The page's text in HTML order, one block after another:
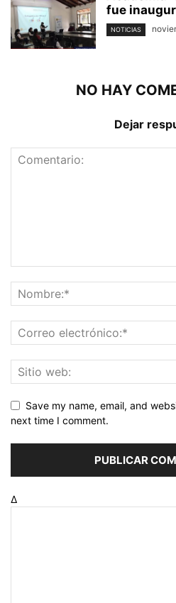
fue
NOTICIAS
NO HAY
Dejar
Save my name, email, and
next time I comment.
Δ